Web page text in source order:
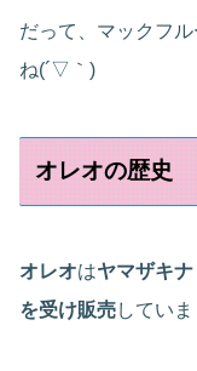
だって、マックフ
ね(´▽｀)
オレオの歴史
オレオはヤマザキナ
を受け販売していま